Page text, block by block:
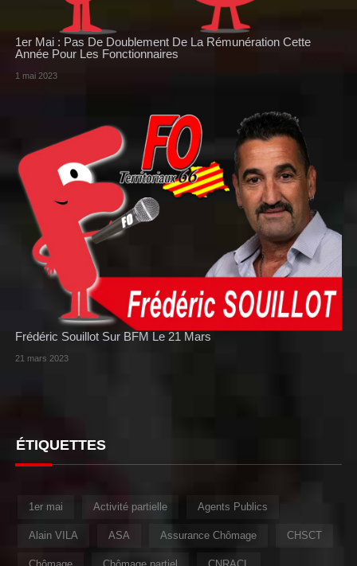
1er Mai : Pas De Doublement De La Rémunération Cette
Année Pour Les Fonctionnaires
1 mai 2023
Frédéric Souillot Sur BFM Le 21 Mars
21 mars 2023
ÉTIQUETTES
1er mai Activité partielle Agents Publics
Alain VILA ASA Assurance Chômage CHSCT